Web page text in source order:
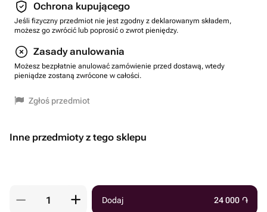
Ochrona kupującego
Jeśli fizyczny przedmiot nie jest zgodny z deklarowanym składem,
możesz go zwrócić lub poprosić o zwrot pieniędzy.
Zasady anulowania
Możesz bezpłatnie anulować zamówienie przed dostawą, wtedy
pieniądze zostaną zwrócone w całości.
Zgłoś przedmiot
Inne przedmioty z tego sklepu
Dodaj 24 000 ֏